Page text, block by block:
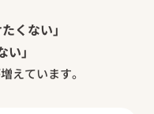
くない」
い」
えています。